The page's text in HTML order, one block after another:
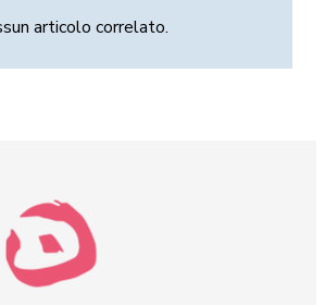
articolo correlato.